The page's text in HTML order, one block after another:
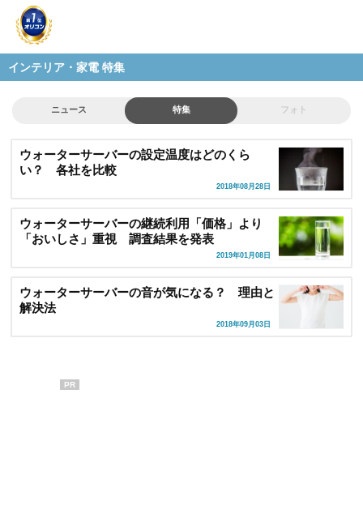
インテリア・家電 特集
ニュース 特集 フォト
ウォーターサーバーの設定温度はどのくら
い？ 各社を比較
2018年08月28日
ウォーターサーバーの継続利用「価格」より
「おいしさ」重視 調査結果を発表
2019年01月08日
ウォーターサーバーの音が気になる？ 理由と
解決法
2018年09月03日
PR